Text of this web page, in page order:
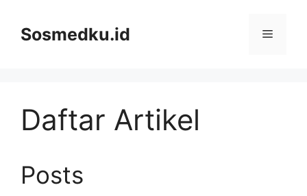
contentSosmedku.id Menu
Daftar Artikel
Posts